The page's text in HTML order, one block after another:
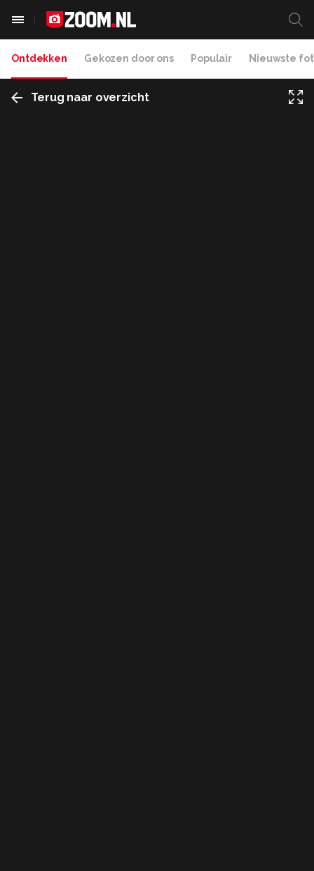
Ontdekken Gekozen door ons Populair Nieuwste
Terug naar overzicht